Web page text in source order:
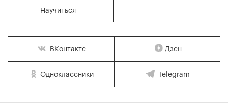
Научиться
ВКонтакте Дзен
Одноклассники Telegram